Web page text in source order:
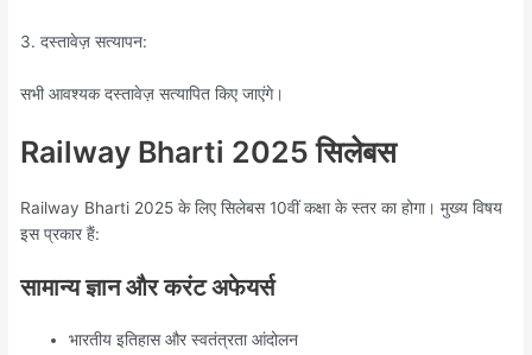
3. दस्तावेज़ सत्यापन:
सभी आवश्यक दस्तावेज़ सत्यापित किए जाएंगे।
Railway Bharti 2025 सिलेबस
Railway Bharti 2025 के लिए सिलेबस 10वीं कक्षा के स्तर का होगा। मुख्य विषय
इस प्रकार हैं:
सामान्य ज्ञान और करंट अफेयर्स
भारतीय इतिहास और स्वतंत्रता आंदोलन